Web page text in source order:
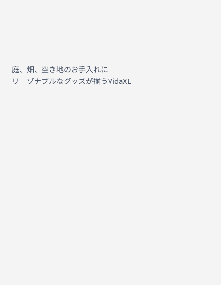
庭、畑、空き地のお手入れに
リーゾナブルなグッズが揃うVidaXL